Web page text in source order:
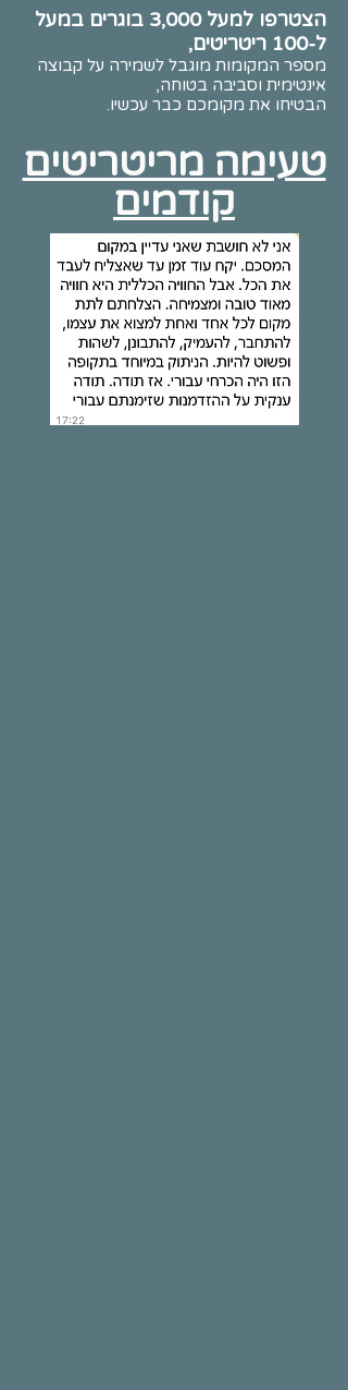
הצטרפו למעל 3,000 בוגרים במעל
ל-100 ריטריטים,
מספר המקומות מוגבל לשמירה על קבוצה
אינטימית וסביבה בטוחה,
הבטיחו את מקומכם כבר עכשיו.
טעימה מריטריטים
קודמים